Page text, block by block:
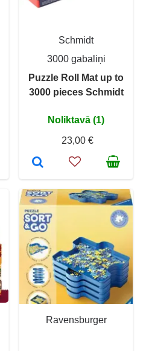
Schmidt
3000 gabaliņi
Puzzle Roll Mat up to
3000 pieces Schmidt
Noliktavā (1)
23,00 €
Ravensburger